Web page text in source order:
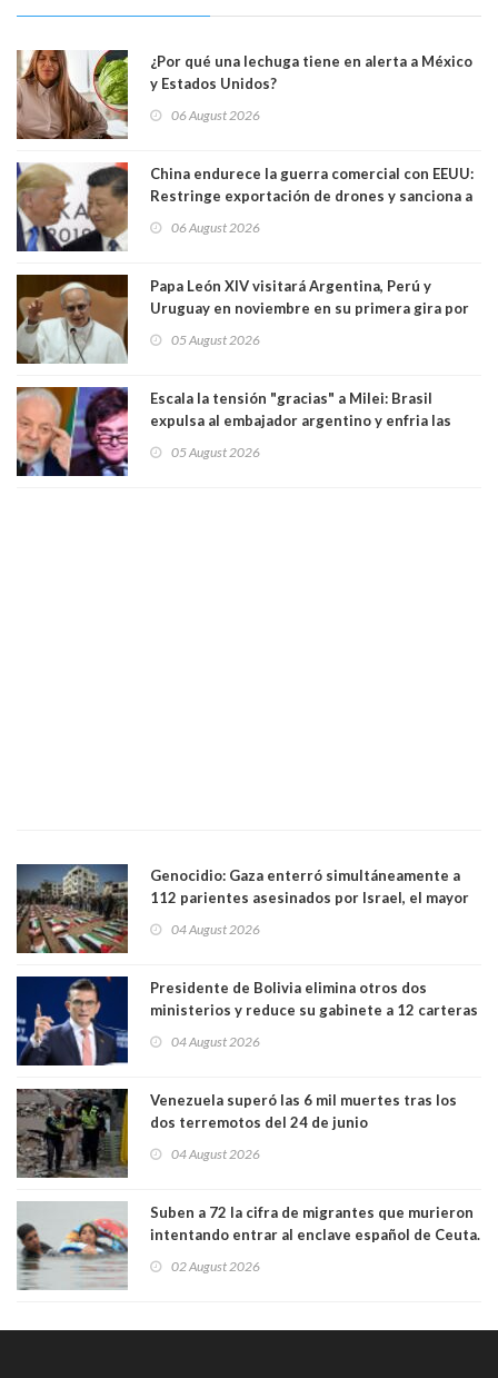
¿Por qué una lechuga tiene en alerta a México
y Estados Unidos?
06 August 2026
China endurece la guerra comercial con EEUU:
Restringe exportación de drones y sanciona a
06 August 2026
Papa León XIV visitará Argentina, Perú y
Uruguay en noviembre en su primera gira por
05 August 2026
Escala la tensión "gracias" a Milei: Brasil
expulsa al embajador argentino y enfria las
trasandino
05 August 2026
Genocidio: Gaza enterró simultáneamente a
112 parientes asesinados por Israel, el mayor
muertos figuran 44 niños y nueve ancianos
04 August 2026
Presidente de Bolivia elimina otros dos
ministerios y reduce su gabinete a 12 carteras
04 August 2026
Venezuela superó las 6 mil muertes tras los
dos terremotos del 24 de junio
04 August 2026
Suben a 72 la cifra de migrantes que murieron
intentando entrar al enclave español de Ceuta.
02 August 2026